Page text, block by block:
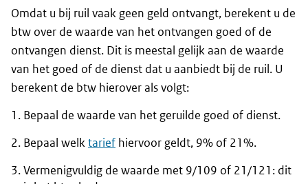
Omdat u bij ruil vaak geen geld ontvangt, berekent u de
btw over de waarde van het ontvangen goed of de
ontvangen dienst. Dit is meestal gelijk aan de waarde
van het goed of de dienst dat u aanbiedt bij de ruil. U
berekent de btw hierover als volgt:
Bepaal de waarde van het geruilde goed of dienst.
Bepaal welktarief hiervoor geldt, 9% of 21%.
Vermenigvuldig de waarde met 9/109 of 21/121: dit